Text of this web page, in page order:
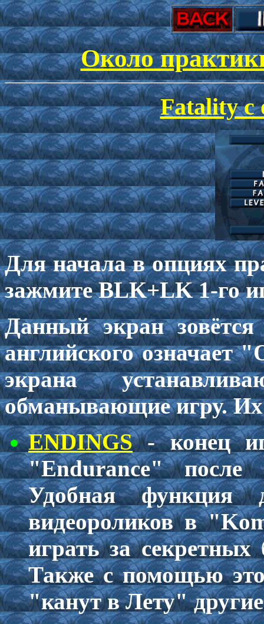
Около
Fatality с
Для начала в опциях
зажмите BLK+LK 1-го
Данный экран
английского означает
экрана
обманывающие игру. Их
ENDINGS- конец
"Endurance" после
Удобная функция
видеороликов в
играть за
Также с помощью
"канут в Лету"